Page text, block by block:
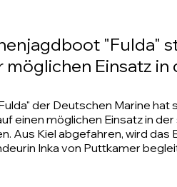
"Fulda"
Einsatz in
der Deutschen Marine hat
einen möglichen Einsatz in
Aus Kiel abgefahren, wird das
Inka von Puttkamer